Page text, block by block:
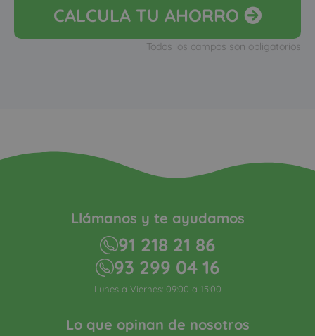
CALCULA TU AHORRO
Todos los campos son obligatorios
Lo que opinan de nosotros
Llámanos y te ayudamos
91 218 21 86
93 299 04 16
Lunes a Viernes: 09:00 a 15:00